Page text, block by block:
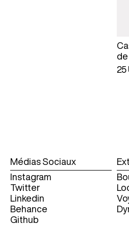
25
Médias Sociaux
Instagram
Twitter
Linkedin
Behance
Github